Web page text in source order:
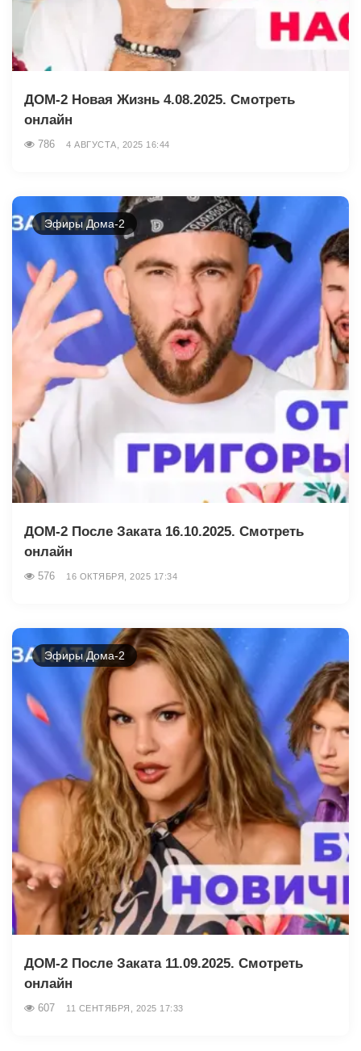
ДОМ-2 Новая Жизнь 4.08.2025. Смотреть
онлайн
786 4 АВГУСТА, 2025 16:44
Эфиры Дома-2
ДОМ-2 После Заката 16.10.2025. Смотреть
онлайн
576 16 ОКТЯБРЯ, 2025 17:34
Эфиры Дома-2
ДОМ-2 После Заката 11.09.2025. Смотреть
онлайн
607 11 СЕНТЯБРЯ, 2025 17:33